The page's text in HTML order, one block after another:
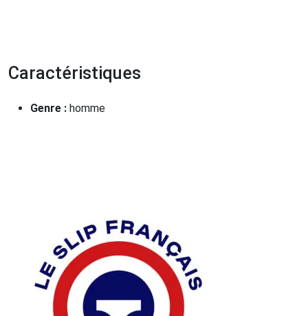
Caractéristiques
Genre : homme